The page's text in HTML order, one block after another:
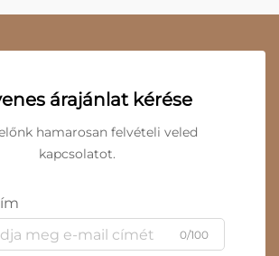
árajánlat kérése
hamarosan felvételi veled
kapcsolatot.
0/100